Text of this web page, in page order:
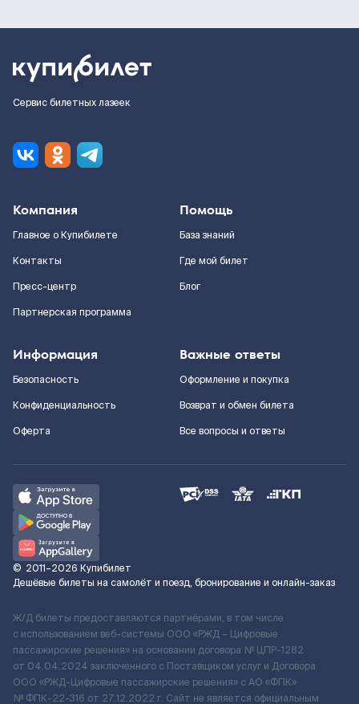
Сервис билетных лазеек
Компания
Главное о Купибилете
Контакты
Пресс-центр
Партнерская программа
Помощь
База знаний
Где мой билет
Блог
Информация
Безопасность
Конфиденциальность
Оферта
Важные ответы
Оформление и покупка
Возврат и обмен билета
Все вопросы и ответы
© 2011–2026 Купибилет
Дешёвые билеты на самолёт и поезд, бронирование и онлайн-заказ
Ж/Д билеты предоставляются партнёрами, в том числе
с использованием веб-системы ООО «РЖД – Цифровые
пассажирские решения» на основании договора № ЦПР-1282
от 04.04.2024 заключенного с Поставщиком услуг и Договора
ООО «РЖД-Цифровые пассажирские решения» c АО «ФПК»
№ ФПК-22-316 от 27.12.2022 г. Сайт не является официальным